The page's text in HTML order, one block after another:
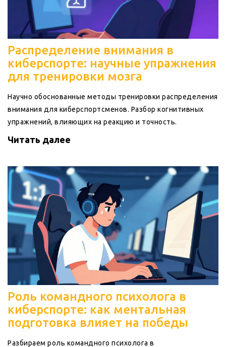
Распределение внимания в
киберспорте: научные упражнения
для тренировки мозга
Научно обоснованные методы тренировки распределения
внимания для киберспортсменов. Разбор когнитивных
упражнений, влияющих на реакцию и точность.
Читать далее
Роль командного психолога в
киберспорте: как ментальная
подготовка влияет на победы
Разбираем роль командного психолога в